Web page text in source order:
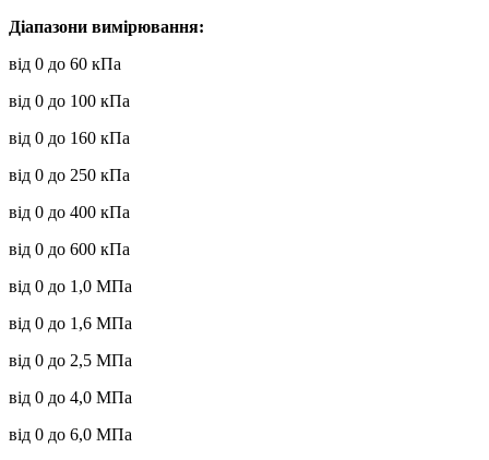
Діапазони вимірювання:
від 0 до 60 кПа
від 0 до 100 кПа
від 0 до 160 кПа
від 0 до 250 кПа
від 0 до 400 кПа
від 0 до 600 кПа
від 0 до 1,0 МПа
від 0 до 1,6 МПа
від 0 до 2,5 МПа
від 0 до 4,0 МПа
від 0 до 6,0 МПа